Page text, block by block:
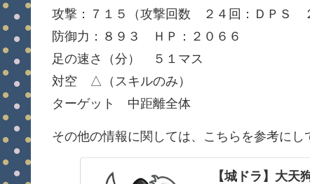
攻撃：７１５（攻撃回数 ２４回：ＤＰＳ
防御力：８９３ ＨＰ：２０６６
足の速さ（分） ５１マス
対空 △（スキルのみ）
ターゲット 中距離全体
その他の情報に関しては、こちらを参考にし
【城ドラ】大天